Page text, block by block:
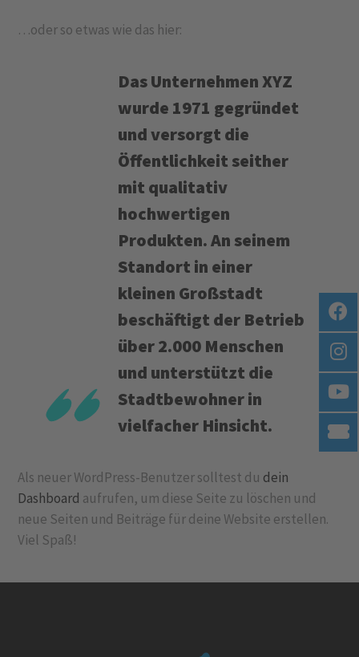
…oder so etwas wie das hier:
Das Unternehmen XYZ
wurde 1971 gegründet
und versorgt die
Öffentlichkeit seither
mit qualitativ
hochwertigen
Produkten. An seinem
Standort in einer
kleinen Großstadt
beschäftigt der Betrieb
über 2.000 Menschen
und unterstützt die
Stadtbewohner in
vielfacher Hinsicht.
Als neuer WordPress-Benutzer solltest du dein
Dashboard aufrufen, um diese Seite zu löschen und
neue Seiten und Beiträge für deine Website erstellen.
Viel Spaß!